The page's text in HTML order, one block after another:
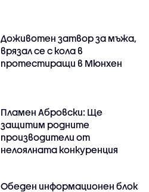
Доживотен затвор за мъжа,
врязал се с кола в
протестиращи в Мюнхен
Пламен Абровски: Ще
защитим родните
производители от
нелоялната конкуренция
Обеден информационен блок